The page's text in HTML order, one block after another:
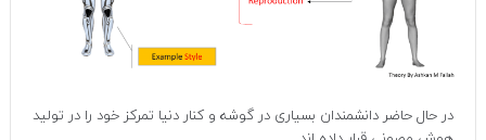
در حال حاضر دانشمندان بسیاری در گوشه و کنار دنیا تمرکز خود را در تولید